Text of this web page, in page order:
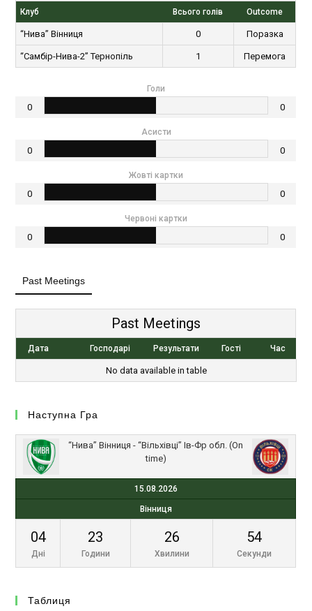
Клуб Всього голів Outcome
“Нива” Вінниця 0 Поразка
“Самбір-Нива-2” Тернопіль 1 Перемога
Голи
0 0
Асисти
0 0
Жовті картки
0 0
Червоні картки
0 0
Past Meetings
Past Meetings
Дата Господарі Результати Гості Час
No data available in table
Наступна Гра
“Нива” Вінниця - “Вільхівці” Ів-Фр обл. (On
time)
15.08.2026
Вінниця
04
Дні
23
Години
26
Хвилини
54
Секунди
Таблиця